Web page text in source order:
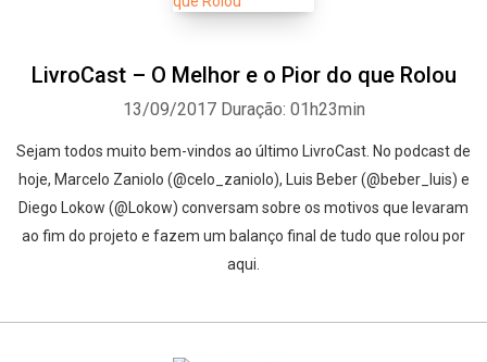
LivroCast – O Melhor e o Pior do que Rolou
13/09/2017 Duração: 01h23min
Sejam todos muito bem-vindos ao último LivroCast. No podcast de
hoje, Marcelo Zaniolo (@celo_zaniolo), Luis Beber (@beber_luis) e
Diego Lokow (@Lokow) conversam sobre os motivos que levaram
ao fim do projeto e fazem um balanço final de tudo que rolou por
aqui.